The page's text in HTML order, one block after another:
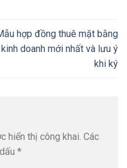
hợp đồng thuê mặt bằng
kinh doanh mới nhất và lưu ý
khi ký
hiển thị công khai. Các
*